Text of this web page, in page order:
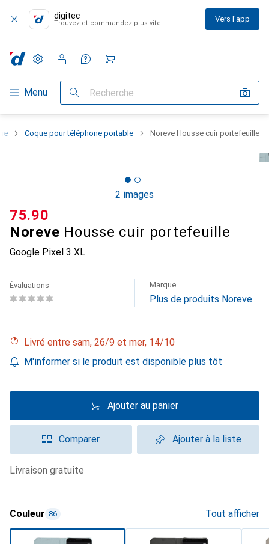
digitec
Trouvez et commandez plus vite Vers l'app
Navigation par catégorie
Menu Recherche
Paramètres
Compte client
Listes de comparaison
Listes d'envies
Panier
Coque pour téléphone portable Noreve Housse cuir portefeuille
2 images
Noreve Housse cuir portefeuille
Google Pixel 3 XL
CHF
75.90
Évaluations Marque
Plus de produits Noreve
Livré entre sam, 26/9 et mer, 14/10
M'informer si le produit est disponible plus tôt
Ajouter au panier
Comparer Ajouter à la liste
livraison gratuite
Couleur 86 Tout afficher